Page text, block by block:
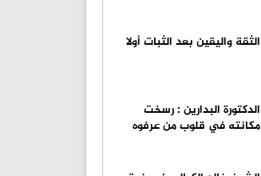
الثقة واليقين بعد الثبات أولا
الدكتورة البدارين : رسخت
مكانته في قلوب من عرفوه